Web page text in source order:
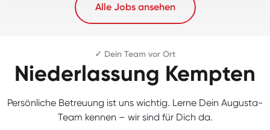
Alle Jobs ansehen
✓ Dein Team vor Ort
Niederlassung Kempten
Persönliche Betreuung ist uns wichtig. Lerne Dein Augusta-
Team kennen – wir sind für Dich da.